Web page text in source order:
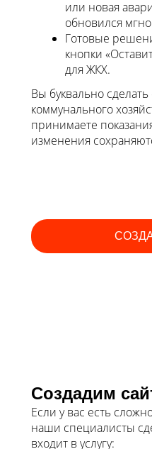
или новая
обновился
Готовые
кнопки
для ЖКХ.
Вы буквально
коммунального
принимаете
изменения
Создадим
Если у вас есть
наши специалисты
входит в услугу: